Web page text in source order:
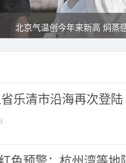
北京气温创今年来新高 焖蒸
乐清市沿海再次登陆